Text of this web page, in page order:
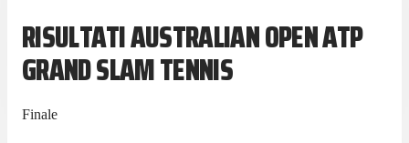
RISULTATI AUSTRALIAN OPEN ATP
GRAND SLAM TENNIS
Finale